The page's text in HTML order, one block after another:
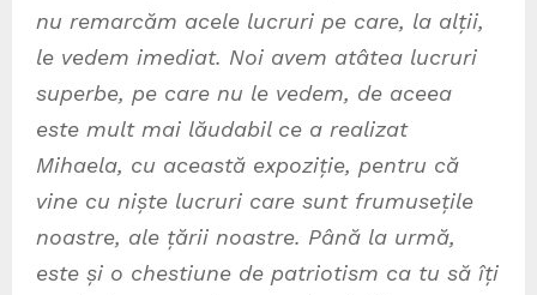
nu remarcăm acele lucruri pe care, la alții,
le vedem imediat. Noi avem atâtea lucruri
superbe, pe care nu le vedem, de aceea
este mult mai lăudabil ce a realizat
Mihaela, cu această expoziție, pentru că
vine cu niște lucruri care sunt frumusețile
noastre, ale țării noastre. Până la urmă,
este și o chestiune de patriotism ca tu să îți